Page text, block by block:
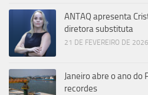
ANTAQ apresenta
diretora substituta
21 DE FEVEREIRO DE 2026
Janeiro abre o ano do
recordes